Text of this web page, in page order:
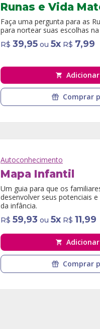
Runas e Vida
Faça uma pergunta para as
para nortear suas escolhas
R$ 39,95 ou 5x R$ 7,99
Comprar
Autoconhecimento
Mapa Infantil
Um guia para que os
desenvolver seus potenciais
da infância.
R$ 59,93 ou 5x R$ 11,99
Comprar